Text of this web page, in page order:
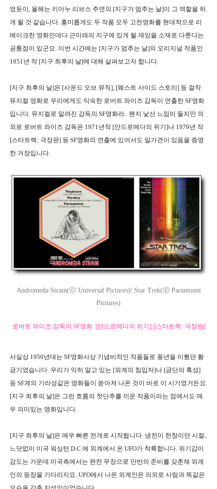
었듯이, 올해는 키아누 리브스 주연의 [지구가 멈추는 날]이 그 역할을 하
게 될 것 같습니다. 흥미롭게도 두 작품 모두 고전영화를 현대적으로 리
메이크한 영화인데다 근미래의 지구에 있게 될 재앙을 소재로 다룬다는
공통점이 있군요. 이번 시간에는 [지구가 멈추는 날]의 오리지널 작품인
1951년 작 [지구 최후의 날]에 대해 살펴보고자 합니다.
[지구 최후의 날]은 [사운드 오브 뮤직], [웨스트 사이드 스토리] 등 걸작
뮤지컬 영화로 우리에게도 익숙한 로버트 와이즈 감독이 연출한 SF영화
입니다. 뮤지컬로 알려진 감독의 SF영화라.. 왠지 낯선 느낌이 들지만 의
외로 로버트 와이즈 감독은 1971년작 [안드로메다의 위기]나 1979년 작
[스타트렉: 극장판] 등 SF영화의 연출에 있어서도 일가견이 있음을 증명
한 거장입니다.
Andromeda Strain(ⓒ Universal Pictures)/ Star Trek(ⓒ Paramount
Pictures)
로버트 와이즈 감독의 SF영화. [안드로메다의 위기], [스타트렉: 극장판]
사실상 1950년대는 SF영화사상 기념비적인 작품들로 풍년을 이뤘던 황
금기였습니다. 우리가 익히 알고 있는 [외계의 침입자]나 [금단의 혹성]
등 SF계의 기라성같은 영화들이 쏟아져 나온 것이 바로 이 시기였거든요.
[지구 최후의 날]은 그런 흐름의 첫단추를 끼운 작품이라는 점에서도 매
우 의미있는 영화입니다.
[지구 최후의 날]은 매우 빠른 전개로 시작됩니다. 냉전이 한창이던 시절,
느닷없이 미국 워싱턴 D.C.에 외계에서 온 UFO가 착륙합니다. 위기감이
감도는 가운데 미국측에서는 완전 무장으로 만반의 준비를 갖춘채 외계
인의 등장을 기다리지요. UFO에서 나온 외계인은 의외로 사람과 똑같은